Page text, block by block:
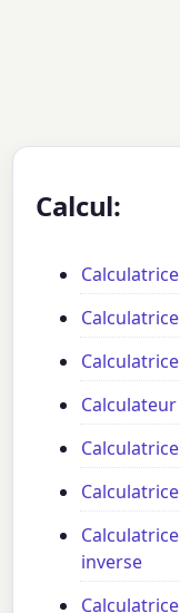
Calcul:
inverse